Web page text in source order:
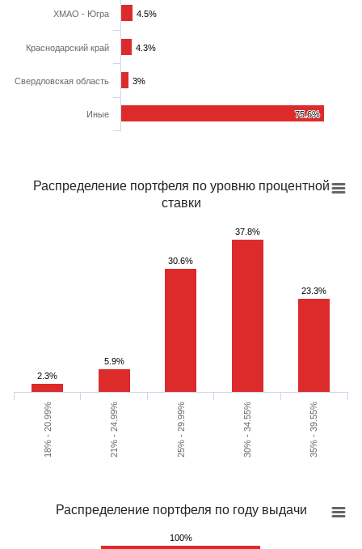
4.5%
4.5%
4.3%
4.3%
3%
3%
75.6%
75.6%
ХМАО - Югра
Краснодарский край
Свердловская область
Иные
Распределение портфеля по уровню процентной
ставки
2.3%
5.9%
30.6%
37.8%
23.3%
18% - 20.99% 21% - 24.99% 25% - 29.99% 30% - 34.55% 35% - 39.55%
Распределение портфеля по году выдачи
100%